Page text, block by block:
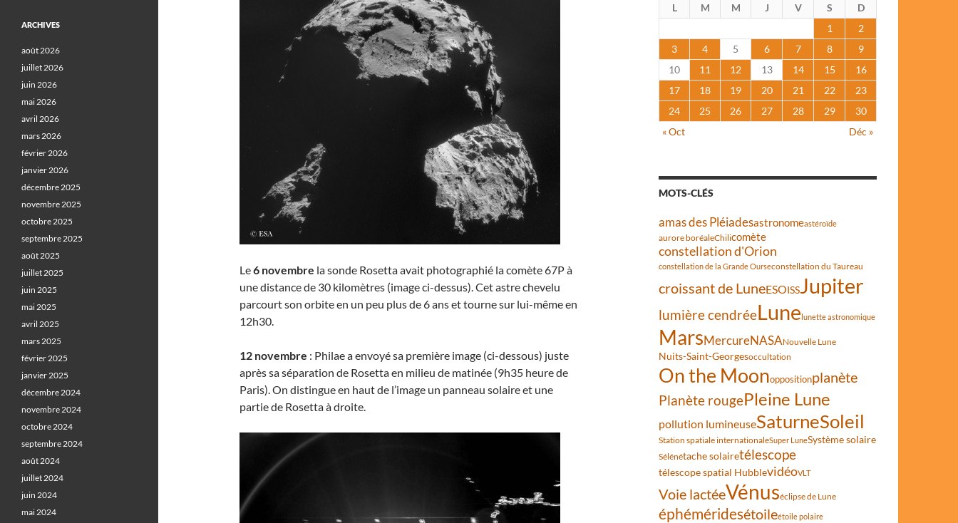
Le6 novembre la sonde Rosetta avait photographié la comète 67P à
une distance de 30 kilomètres (image ci-dessus). Cet astre chevelu
parcourt son orbite en un peu plus de 6 ans et tourne sur lui-même en
12h30.
12 novembre : Philae a envoyé sa première image (ci-dessous) juste
après sa séparation de Rosetta en milieu de matinée (9h35 heure de
Paris). On distingue en haut de l’image un panneau solaire et une
partie de Rosetta à droite.
L M M J V S
D
1
2
3
4 5 6 7 8
9
10
11 12 13 14 15
16
17
18 19 20 21 22
23
24
25 26 27 28 29
30
« Oct
Déc »
MOTS-CLÉS
amas des Pléiadesastronomeastéroïde
aurore boréaleChilicomète
constellation d'Orion
constellation de la Grande Ourseconstellation du Taureau
croissant de LuneESOISSJupiter
lumière cendréeLunelunette astronomique
MarsMercureNASANouvelle Lune
Nuits-Saint-Georgesoccultation
On the Moonoppositionplanète
Planète rougePleine Lune
pollution lumineuseSaturneSoleil
Station spatiale internationaleSuper LuneSystème solaire
Sélénétache solairetélescope
télescope spatial HubblevidéoVLT
Voie lactéeVénuséclipse de Lune
éphéméridesétoileétoile polaire
ARCHIVES
août 2026
juillet 2026
juin 2026
mai 2026
avril 2026
mars 2026
février 2026
janvier 2026
décembre 2025
novembre 2025
octobre 2025
septembre 2025
août 2025
juillet 2025
juin 2025
mai 2025
avril 2025
mars 2025
février 2025
janvier 2025
décembre 2024
novembre 2024
octobre 2024
septembre 2024
août 2024
juillet 2024
juin 2024
mai 2024